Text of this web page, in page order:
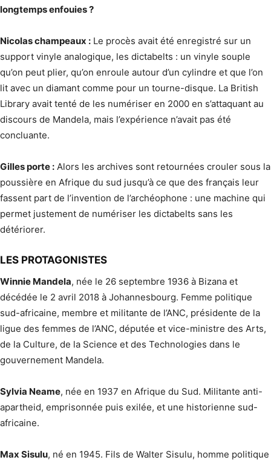
longtemps enfouies ?
Nicolas champeaux : Le procès avait été enregistré sur un
support vinyle analogique, les dictabelts : un vinyle souple
qu’on peut plier, qu’on enroule autour d’un cylindre et que l’on
lit avec un diamant comme pour un tourne-disque. La British
Library avait tenté de les numériser en 2000 en s’attaquant au
discours de Mandela, mais l’expérience n’avait pas été
concluante.
Gilles porte : Alors les archives sont retournées crouler sous la
poussière en Afrique du sud jusqu’à ce que des français leur
fassent part de l’invention de l’archéophone : une machine qui
permet justement de numériser les dictabelts sans les
détériorer.
LES PROTAGONISTES
Winnie Mandela, née le 26 septembre 1936 à Bizana et
décédée le 2 avril 2018 à Johannesbourg. Femme politique
sud-africaine, membre et militante de l’ANC, présidente de la
ligue des femmes de l’ANC, députée et vice-ministre des Arts,
de la Culture, de la Science et des Technologies dans le
gouvernement Mandela.
Sylvia Neame, née en 1937 en Afrique du Sud. Militante anti-
apartheid, emprisonnée puis exilée, et une historienne sud-
africaine.
Max Sisulu, né en 1945. Fils de Walter Sisulu, homme politique